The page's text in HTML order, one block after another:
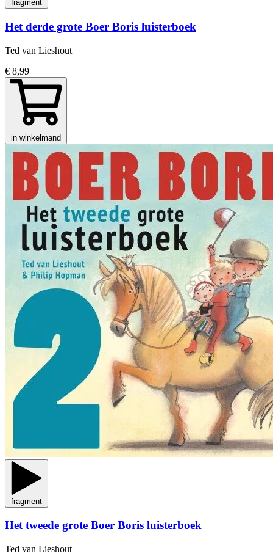
fragment
Het derde grote Boer Boris luisterboek
Ted van Lieshout
€ 8,99
in winkelmand
fragment
Het tweede grote Boer Boris luisterboek
Ted van Lieshout